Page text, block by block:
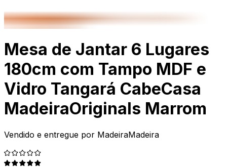
Mesa de Jantar 6 Lugares
180cm com Tampo MDF e
Vidro Tangará CabeCasa
MadeiraOriginals Marrom
Vendido e entregue por MadeiraMadeira